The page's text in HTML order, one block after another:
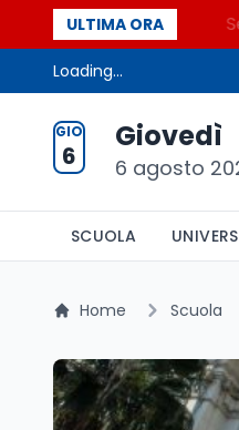
ULTIMA ORA
Maestrone Se
Loading...
GIO
6
Giovedì
6 agosto
SCUOLA
Home Scuola